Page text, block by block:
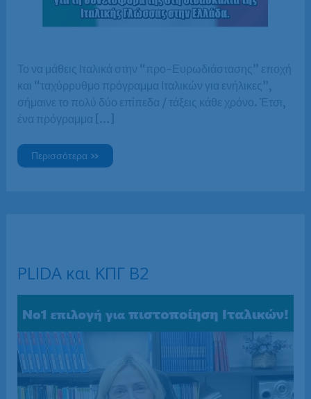
Το να μάθεις Ιταλικά στην “προ-Ευρωδιάστασης” εποχή
και “ταχύρρυθμο πρόγραμμα Ιταλικών για ενήλικες”,
σήμαινε το πολύ δύο επίπεδα / τάξεις κάθε χρόνο. Έτσι,
ένα πρόγραμμα […]
Προετοιμασία
για
Περισσότερα »
PLIDA και ΚΠΓ B2